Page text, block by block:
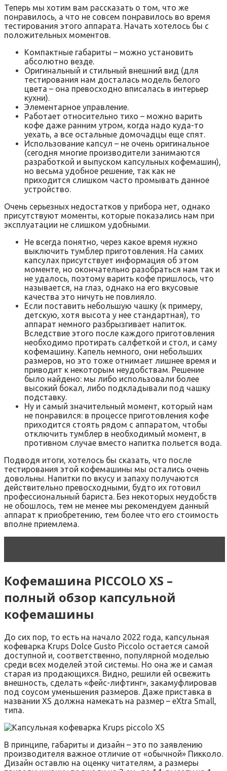
Теперь мы хотим вам рассказать о том, что же
понравилось, а что не совсем понравилось во время
тестирования этого аппарата. Начать хотелось бы с
положительных моментов.
Компактные габариты – можно установить
абсолютно везде.
Оригинальный и стильный внешний вид (для
тестирования нам досталась модель белого
цвета – она превосходно вписалась в интерьер
кухни).
Элементарное управление.
Работает относительно тихо – можно варить
кофе даже ранним утром, когда надо куда-то
уехать, а все остальные домочадцы еще спят.
Использование капсул – не очень оригинальное
(сегодня многие производители занимаются
разработкой и выпуском капсульных кофемашин),
но весьма удобное решение, так как не
приходится слишком часто промывать данное
устройство.
Очень серьезных недостатков у прибора нет, однако
присутствуют моменты, которые показались нам при
эксплуатации не слишком удобными.
Не всегда понятно, через какое время нужно
выключить тумблер приготовления. На самих
капсулах присутствует информация об этом
моменте, но окончательно разобраться нам так и
не удалось, поэтому варить кофе пришлось, что
называется, на глаз, однако на его вкусовые
качества это ничуть не повлияло.
Если поставить небольшую чашку (к примеру,
детскую, хотя высота у нее стандартная), то
аппарат немного разбрызгивает напиток.
Вследствие этого после каждого приготовления
необходимо протирать салфеткой и стол, и саму
кофемашину. Капель немного, они небольших
размеров, но это тоже отнимает лишнее время и
приводит к некоторым неудобствам. Решение
было найдено: мы либо использовали более
высокий бокал, либо подкладывали под чашку
подставку.
Ну и самый значительный момент, который нам
не понравился: в процессе приготовления кофе
приходится стоять рядом с аппаратом, чтобы
отключить тумблер в необходимый момент, в
противном случае вместо напитка польется вода.
Подводя итоги, хотелось бы сказать, что после
тестирования этой кофемашины мы остались очень
довольны. Напитки по вкусу и запаху получаются
действительно превосходными, будто их готовил
профессиональный бариста. Без некоторых неудобств
не обошлось, тем не менее мы рекомендуем данный
аппарат к приобретению, тем более что его стоимость
вполне приемлема.
Кофемашина PICCOLO XS –
полный обзор капсульной
кофемашины
До сих пор, то есть на начало 2022 года, капсульная
кофеварка Krups Dolce Gusto Piccolo остается самой
доступной и, соответственно, популярной моделью
среди всех моделей этой системы. Но она же и самая
старая из продающихся. Видно, решили ей освежить
внешность, сделать «фейс-лифтинг», закамуфлировав
под соусом уменьшения размеров. Даже приставка в
названии XS должна намекать на размер – eXtra Small,
типа.
В принципе, габариты и дизайн – это по заявлению
производителя важное отличие от «обычной» Пикколо.
Дизайн оставлю на оценку читателям, а размеры